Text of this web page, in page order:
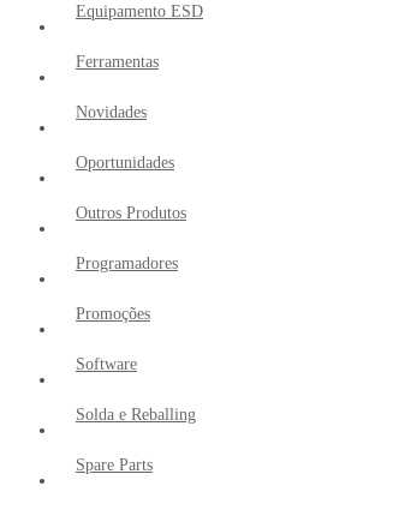
Equipamento ESD
Ferramentas
Novidades
Oportunidades
Outros Produtos
Programadores
Promoções
Software
Solda e Reballing
Spare Parts